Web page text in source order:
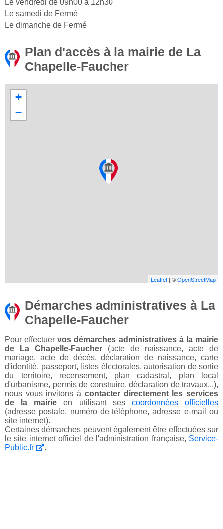
Le vendredi de 09h00 à 12h30
Le samedi de Fermé
Le dimanche de Fermé
Plan d'accès à la mairie de La
Chapelle-Faucher
+
−
Leaflet | ©OpenStreetMap
Démarches administratives à La
Chapelle-Faucher
Pour effectuervos démarches administratives à la mairie
de La Chapelle-Faucher (acte de naissance, acte de
mariage, acte de décès, déclaration de naissance, carte
d'identité, passeport, listes électorales, autorisation de sortie
du territoire, recensement, plan cadastral, plan local
d'urbanisme, permis de construire, déclaration de travaux...),
nous vous invitons à contacter directement les services
de la mairie en utilisant ses coordonnées officielles
(adresse postale, numéro de téléphone, adresse e-mail ou
site internet).
Certaines démarches peuvent également être effectuées sur
le site internet officiel de l'administration française, Service-
Public.fr
.